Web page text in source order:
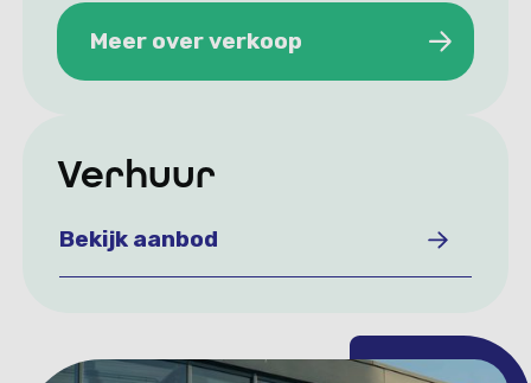
Meer over verkoop
Verhuur
Bekijk aanbod